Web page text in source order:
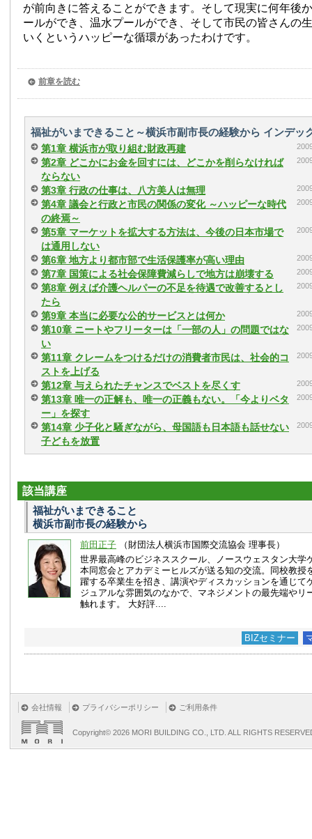
が前向きに答えることができます。そして現実に何年後
ールができ、温水プールができ、そして市民の皆さんの
いくというハッピーな循環があったわけです。
前章を読む
福祉がいまできること～横浜市副市長の経験から インデッ
第1章 横浜市が取り組む財政再建
第2章 どこかにお金を回すには、どこかを削らなければ
ならない
第3章 行政の仕事は、八方美人は無理
第4章 議会と行政と市民の関係の変化 ～ハッピーな時代
の終焉～
第5章 マーケットを拡大する方法は、今後の日本市場で
は通用しない
第6章 地方より都市部で生活保護率が高い理由
第7章 国策による社会保障費減らしで地方は崩壊する
第8章 例えば介護ヘルパーの不足を待遇で改善するとし
たら
第9章 本当に必要な公的サービスとは何か
第10章 ニートやフリーターは「一部の人」の問題ではな
い
第11章 クレームをつけるだけの消費者市民は、社会的コ
ストを上げる
第12章 与えられたチャンスでベストを尽くす
第13章 唯一の正解も、唯一の正義もない。「今よりベタ
ー」を探す
第14章 少子化と騒ぎながら、母国語も日本語も話せない
子どもを放置
該当講座
福祉がいまできること
横浜市副市長の経験から
前田正子 （財団法人横浜市国際交流協会 理事長）
世界最高峰のビジネススクール、ノースウェスタン大学
本同窓会とアカデミーヒルズが送る知の交流。同校教授
躍する卒業生を招き、講演やディスカッションを通じて
ジュアルな雰囲気のなかで、マネジメントの最先端やリ
触れます。 大好評....
BIZセミナー
会社情報 プライバシーポリシー ご利用条件
Copyright© 2026 MORI BUILDING CO., LTD. ALL RIGHTS